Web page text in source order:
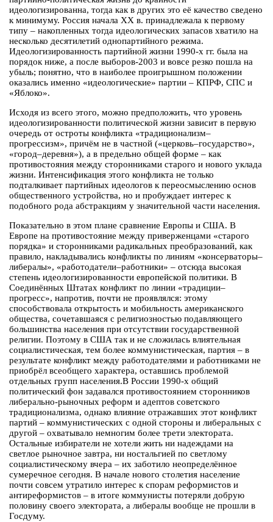
идеологизированна, тогда как в других это её качество сведено
к минимуму. Россия начала ХХ в. принадлежала к первому
типу – накопленных тогда идеологических запасов хватило на
несколько десятилетий однопартийного режима.
Идеологизированность партийной жизни 1990-х гг. была на
порядок ниже, а после выборов-2003 и вовсе резко пошла на
убыль; понятно, что в наиболее проигрышном положении
оказались именно «идеологические» партии – КПРФ, СПС и
«Яблоко».
Исходя из всего этого, можно предположить, что уровень
идеологизированности политической жизни зависит в первую
очередь от остроты конфликта «традиционализм–
прогрессизм», причём не в частной («церковь–государство»,
«город–деревня»), а в предельно общей форме – как
противостояния между сторонниками старого и нового уклада
жизни. Интенсификация этого конфликта не только
подталкивает партийных идеологов к переосмыслению основ
общественного устройства, но и пробуждает интерес к
подобного рода абстракциям у значительной части населения.
Показательно в этом плане сравнение Европы и США. В
Европе на противостояние между приверженцами «старого
порядка» и сторонниками радикальных преобразований, как
правило, накладывались конфликты по линиям «консерваторы–
либералы», «работодатели–работники» – отсюда высокая
степень идеологизированности европейской политики. В
Соединённых Штатах конфликт по линии «традиции–
прогресс», напротив, почти не проявлялся: этому
способствовала открытость и мобильность американского
общества, сочетавшаяся с религиозностью подавляющего
большинства населения при отсутствии государственной
религии. Поэтому в США так и не сложилась влиятельная
социалистическая, тем более коммунистическая, партия – в
результате конфликт между работодателями и работниками не
приобрёл всеобщего характера, оставшись проблемой
отдельных групп населения.В России 1990-х общий
политический фон задавался противостоянием сторонников
либерально-рыночных реформ и адептов советского
традиционализма, однако влияние отражавших этот конфликт
партий – коммунистических с одной стороны и либеральных с
другой – охватывало немногим более трети электората.
Остальные избиратели не хотели жить ни надеждами на
светлое рыночное завтра, ни ностальгией по светлому
социалистическому вчера – их заботило неопределённое
сумеречное сегодня. В начале нового столетия население
почти совсем утратило интерес к спорам реформистов и
антиреформистов – в итоге коммунисты потеряли добрую
половину своего электората, а либералы вообще не прошли в
Госдуму.